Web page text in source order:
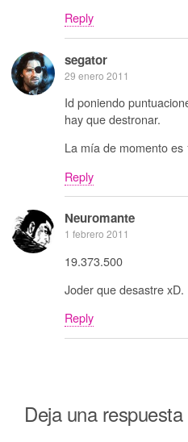
Reply
segator
29 enero 2011
Id poniendo
hay que destronar.
La mía de momento es
Reply
Neuromante
1 febrero 2011
19.373.500
Joder que desastre xD.
Reply
Deja una respuesta